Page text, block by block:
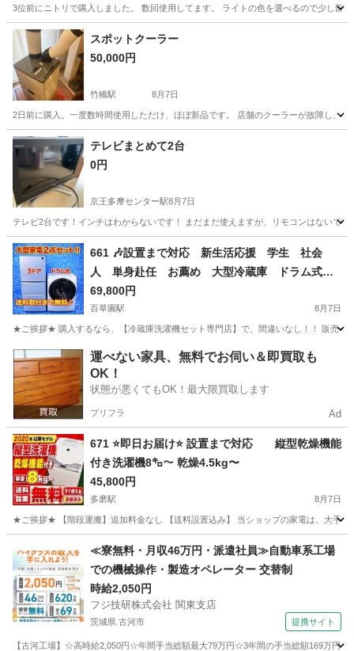
3位前にニトリで購入しました。 数回使用してます。 ライトの色を選べるので少し部
東京 江東区 東大島駅 季節、空調家電
スポットクーラー
50,000円
竹橋駅 8月7日
2日前に購入。一度数時間使用しただけ、ほぼ新品です。 店舗のクーラーが故障し、
東京 千代田区 竹橋駅 季節、空調家電
テレビまとめて2台
0円
京王多摩センター駅8月7日
テレビ2台です！インチはわからないです！ まだまだ使えますが、リモコンはないで
東京 多摩市 京王多摩センター駅 テレビ
661 🎶設置まで対応 新生活応援 学生 社会
人 単身赴任 お薦め 大型冷蔵庫 ドラム式洗
濯機 セット
69,800円
百草園駅 8月7日
★ご挨拶★ 購入するなら、【冷蔵庫洗濯機セット専門店】で、間違いなし！！ 販売セ
東京 日野市 百草園駅 生活家電 ドラム式洗濯機
運べない家具、無料でお伺い＆即買取も
OK！
状態が悪くてもOK！最大限買取します
プリフラ Ad
671 ⭐️即日お届け⭐️ 設置まで対応 縦型乾燥機能
付き洗濯機8㌔〜 乾燥4.5kg〜
45,800円
多磨駅 8月7日
★ご挨拶★ 【階段運搬】追加料金なし 【送料設置込み】 当ショップの家電は、大手
多磨駅 生活家電 商品
≪寮無料・月収46万円・派遣社員≫自動車系工場
での機械操作・製造オペレーター 交替制
時給2,050円
フジ技研株式会社 関東支店
茨城県 古河市 提携サイト
【古河工場】☆高時給2,050円☆年間手当総額最大79万円☆3年間の手当総額169万円